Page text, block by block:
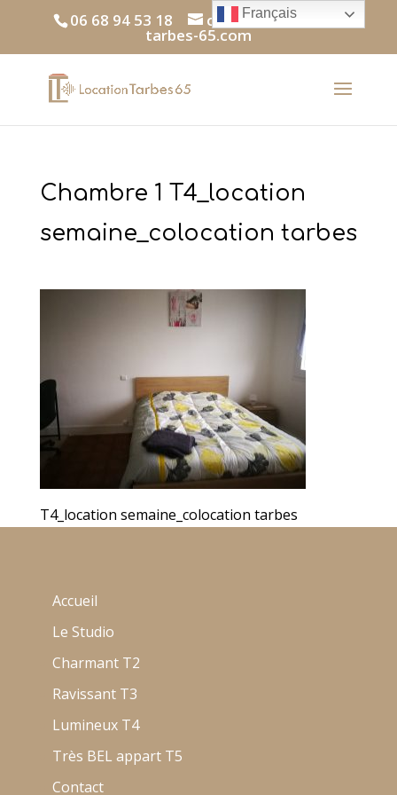
06 68 94 53 18 contact@location-
tarbes-65.com
Chambre 1 T4_location
semaine_colocation tarbes
T4_location semaine_colocation tarbes
Accueil
Le Studio
Charmant T2
Ravissant T3
Lumineux T4
Très BEL appart T5
Contact
Français